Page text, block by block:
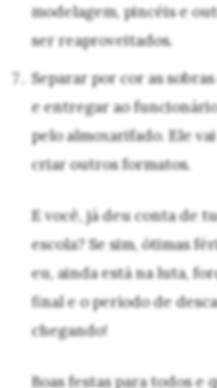
modelagem, pincéis e
ser reaproveitados.
Separar por cor as
e entregar ao
pelo almoxarifado. Ele
criar outros formatos.
E você, já deu conta de
escola? Se sim, ótimas
eu, ainda está na luta,
final e o período de
chegando!
Boas festas para todos e